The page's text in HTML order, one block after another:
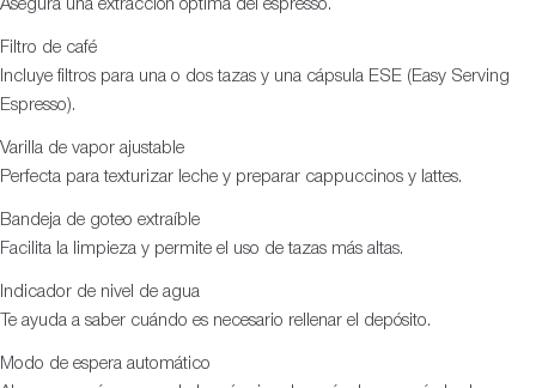
Asegura una extracción óptima del espresso.
Filtro de café
Incluye filtros para una o dos tazas y una cápsula ESE (Easy Serving
Espresso).
Varilla de vapor ajustable
Perfecta para texturizar leche y preparar cappuccinos y lattes.
Bandeja de goteo extraíble
Facilita la limpieza y permite el uso de tazas más altas.
Indicador de nivel de agua
Te ayuda a saber cuándo es necesario rellenar el depósito.
Modo de espera automático